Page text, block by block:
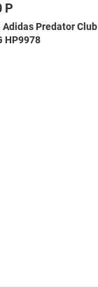
Р
Predator Club
HP9978